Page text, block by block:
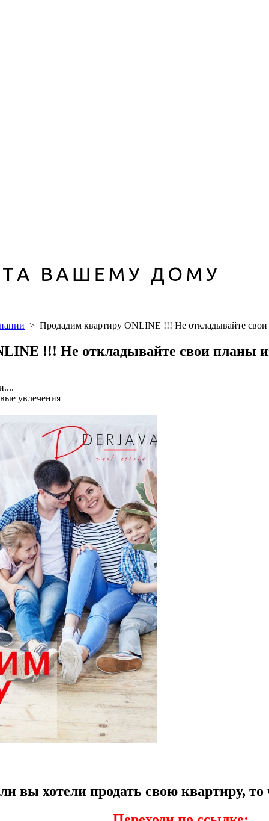
> Продадим квартиру ONLINE !!! Не откладывайте свои
!!! Не откладывайте свои планы
увлечения
вы хотели продать свою квартиру,